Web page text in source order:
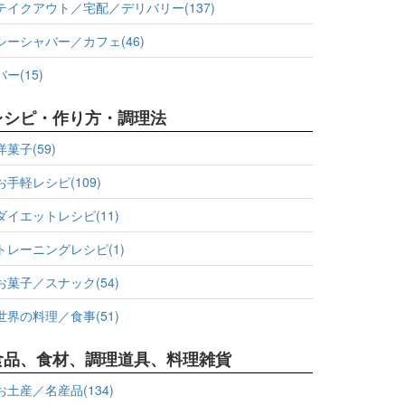
イクアウト／宅配／デリバリー(137)
ーシャバー／カフェ(46)
ー(15)
ピ・作り方・調理法
菓子(59)
手軽レシピ(109)
イエットレシピ(11)
レーニングレシピ(1)
菓子／スナック(54)
界の料理／食事(51)
、食材、調理道具、料理雑貨
土産／名産品(134)